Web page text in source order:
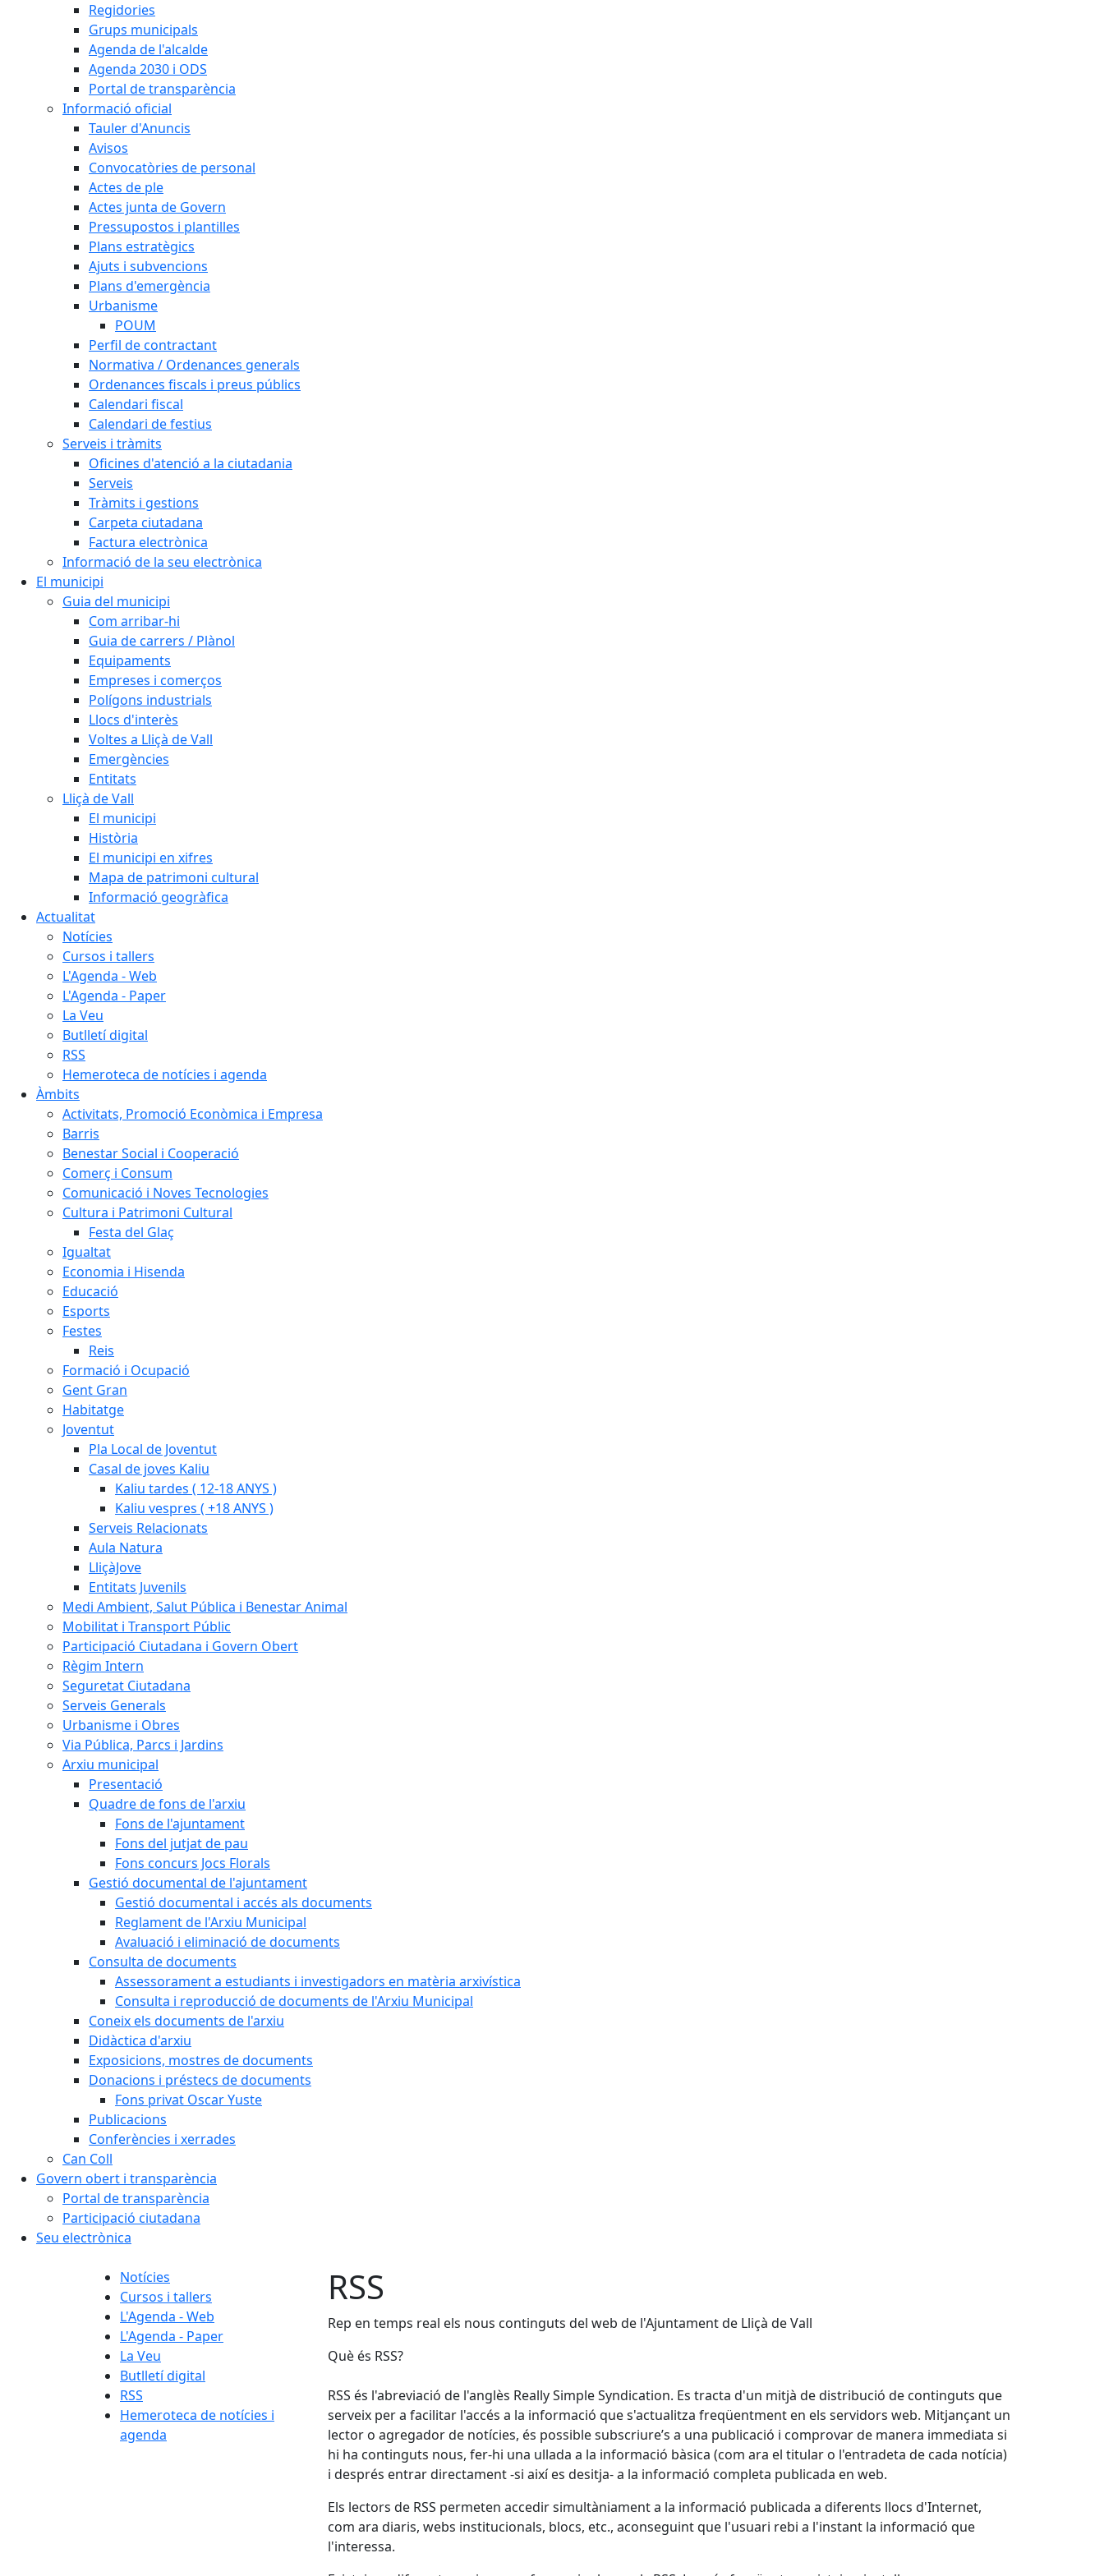
Regidories
Grups municipals
Agenda de l'alcalde
Agenda 2030 i ODS
Portal de transparència
Informació oficial
Tauler d'Anuncis
Avisos
Convocatòries de personal
Actes de ple
Actes junta de Govern
Pressupostos i plantilles
Plans estratègics
Ajuts i subvencions
Plans d'emergència
Urbanisme
POUM
Perfil de contractant
Normativa / Ordenances generals
Ordenances fiscals i preus públics
Calendari fiscal
Calendari de festius
Serveis i tràmits
Oficines d'atenció a la ciutadania
Serveis
Tràmits i gestions
Carpeta ciutadana
Factura electrònica
Informació de la seu electrònica
El municipi
Guia del municipi
Com arribar-hi
Guia de carrers / Plànol
Equipaments
Empreses i comerços
Polígons industrials
Llocs d'interès
Voltes a Lliçà de Vall
Emergències
Entitats
Lliçà de Vall
El municipi
Història
El municipi en xifres
Mapa de patrimoni cultural
Informació geogràfica
Actualitat
Notícies
Cursos i tallers
L'Agenda - Web
L'Agenda - Paper
La Veu
Butlletí digital
RSS
Hemeroteca de notícies i agenda
Àmbits
Activitats, Promoció Econòmica i Empresa
Barris
Benestar Social i Cooperació
Comerç i Consum
Comunicació i Noves Tecnologies
Cultura i Patrimoni Cultural
Festa del Glaç
Igualtat
Economia i Hisenda
Educació
Esports
Festes
Reis
Formació i Ocupació
Gent Gran
Habitatge
Joventut
Pla Local de Joventut
Casal de joves Kaliu
Kaliu tardes ( 12-18 ANYS )
Kaliu vespres ( +18 ANYS )
Serveis Relacionats
Aula Natura
LliçàJove
Entitats Juvenils
Medi Ambient, Salut Pública i Benestar Animal
Mobilitat i Transport Públic
Participació Ciutadana i Govern Obert
Règim Intern
Seguretat Ciutadana
Serveis Generals
Urbanisme i Obres
Via Pública, Parcs i Jardins
Arxiu municipal
Presentació
Quadre de fons de l'arxiu
Fons de l'ajuntament
Fons del jutjat de pau
Fons concurs Jocs Florals
Gestió documental de l'ajuntament
Gestió documental i accés als documents
Reglament de l'Arxiu Municipal
Avaluació i eliminació de documents
Consulta de documents
Assessorament a estudiants i investigadors en matèria arxivística
Consulta i reproducció de documents de l'Arxiu Municipal
Coneix els documents de l'arxiu
Didàctica d'arxiu
Exposicions, mostres de documents
Donacions i préstecs de documents
Fons privat Oscar Yuste
Publicacions
Conferències i xerrades
Can Coll
Govern obert i transparència
Portal de transparència
Participació ciutadana
Seu electrònica
Notícies
Cursos i tallers
L'Agenda - Web
L'Agenda - Paper
La Veu
Butlletí digital
RSS
Hemeroteca de notícies i
agenda
RSS
Rep en temps real els nous continguts del web de l'Ajuntament de Lliçà de Vall
Què és RSS?
RSS és l'abreviació de l'anglès Really Simple Syndication. Es tracta d'un mitjà de distribució de continguts que
serveix per a facilitar l'accés a la informació que s'actualitza freqüentment en els servidors web. Mitjançant un
lector o agregador de notícies, és possible subscriure’s a una publicació i comprovar de manera immediata si
hi ha continguts nous, fer-hi una ullada a la informació bàsica (com ara el titular o l'entradeta de cada notícia)
i després entrar directament -si així es desitja- a la informació completa publicada en web.
Els lectors de RSS permeten accedir simultàniament a la informació publicada a diferents llocs d'Internet,
com ara diaris, webs institucionals, blocs, etc., aconseguint que l'usuari rebi a l'instant la informació que
l'interessa.